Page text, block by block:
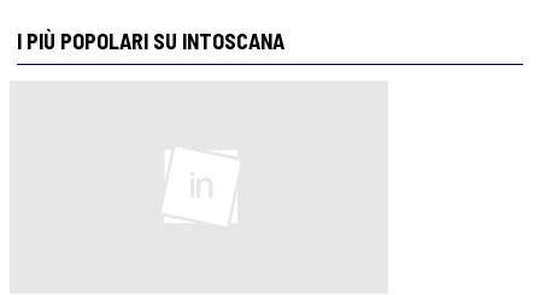
I PIÙ POPOLARI SU INTOSCANA